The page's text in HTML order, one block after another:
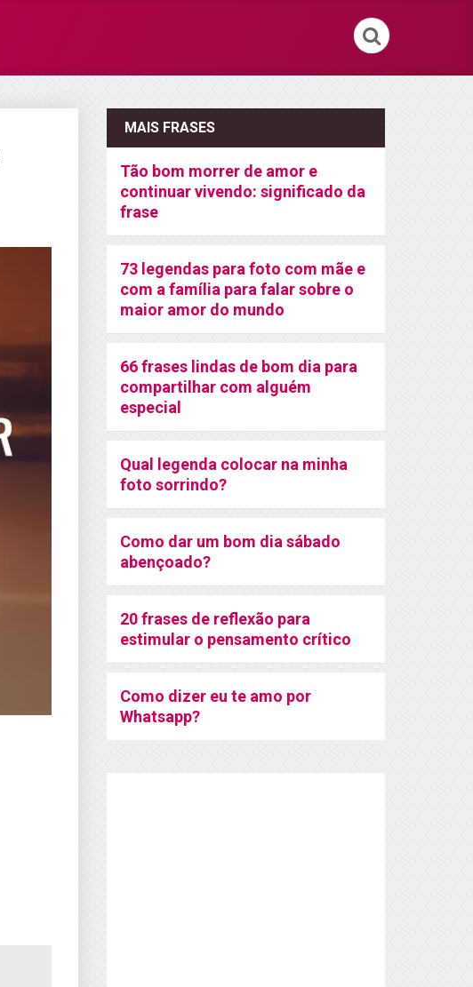
MAIS FRASES
Tão bom morrer de amor e
continuar vivendo: significado da
frase
73 legendas para foto com mãe e
com a família para falar sobre o
maior amor do mundo
66 frases lindas de bom dia para
compartilhar com alguém
especial
Qual legenda colocar na minha
foto sorrindo?
Como dar um bom dia sábado
abençoado?
20 frases de reflexão para
estimular o pensamento crítico
Como dizer eu te amo por
Whatsapp?